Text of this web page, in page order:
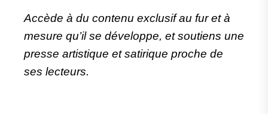
Accède à du contenu exclusif au fur et à
mesure qu’il se développe, et soutiens une
presse artistique et satirique proche de
ses lecteurs.